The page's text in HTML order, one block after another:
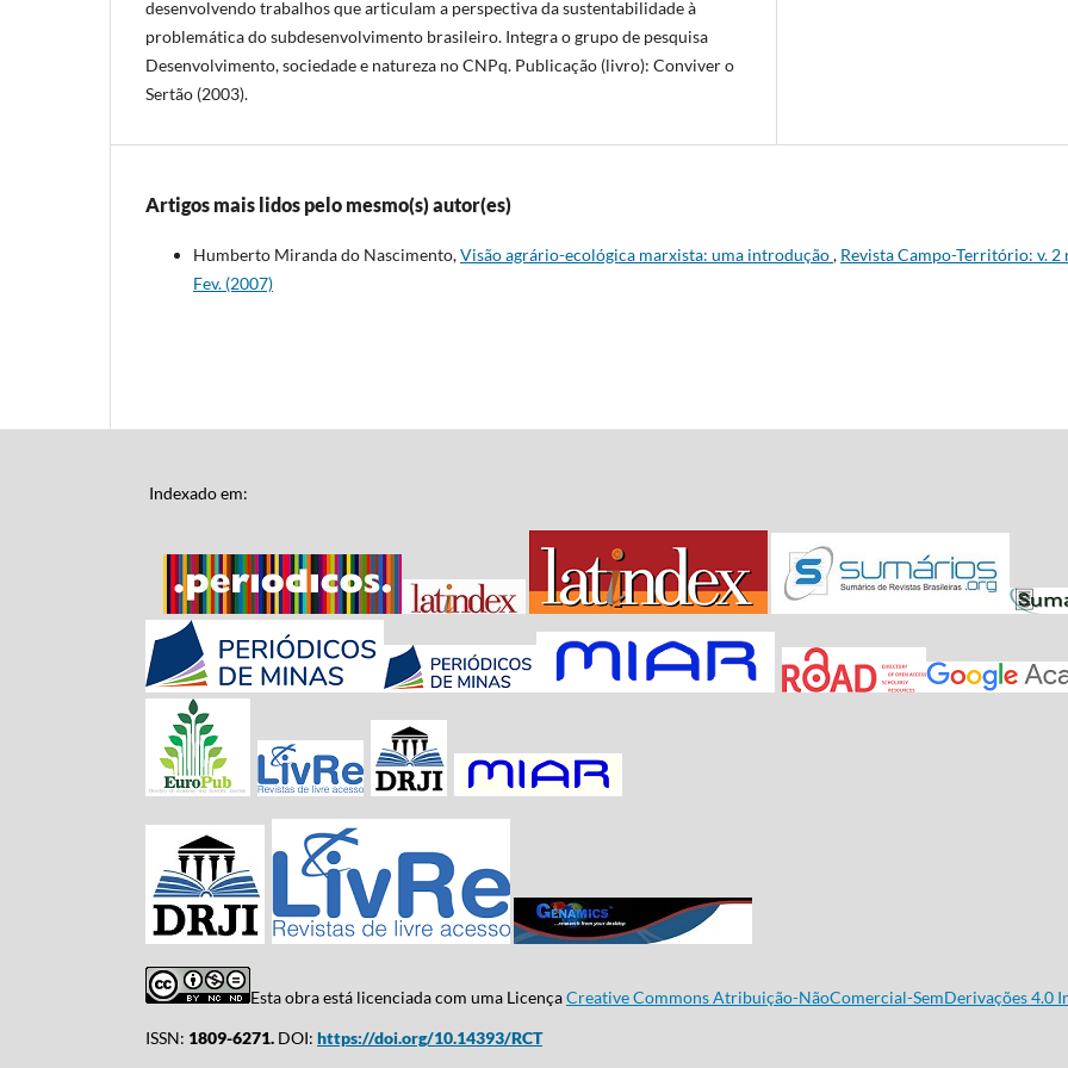
desenvolvendo trabalhos que articulam a perspectiva da sustentabilidade à
problemática do subdesenvolvimento brasileiro. Integra o grupo de pesquisa
Desenvolvimento, sociedade e natureza no CNPq. Publicação (livro): Conviver o
Sertão (2003).
Artigos mais lidos pelo mesmo(s) autor(es)
Humberto Miranda do Nascimento,Visão agrário-ecológica marxista: uma introdução, Revista Campo-Território: v. 2
Fev. (2007)
Indexado em:
Esta obra está licenciada com uma LicençaCreative Commons Atribuição-NãoComercial-SemDerivações 4.0
ISSN: 1809-6271. DOI: https://doi.org/10.14393/RCT